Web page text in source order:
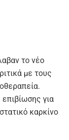
το νέο
με τους
για
καρκίνο